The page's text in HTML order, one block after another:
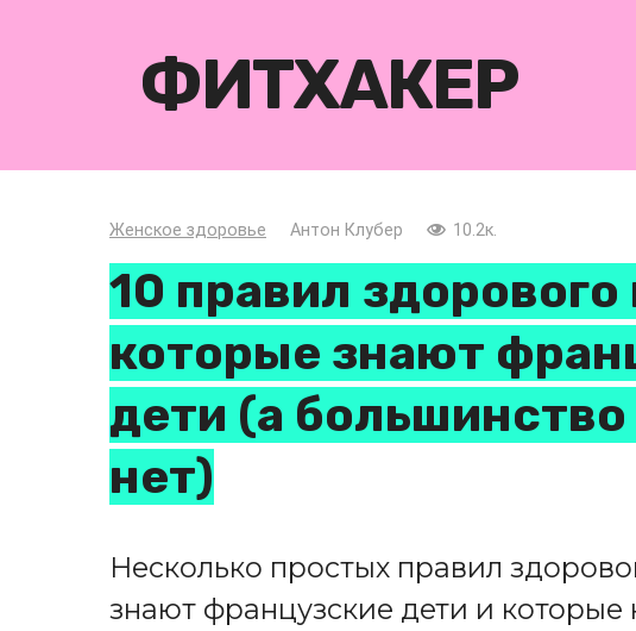
ФИТХАКЕР
Женское здоровье Антон Клубер 10.2к.
10 правил здорового
которые знают
дети (а
нет)
Несколько простых правил
знают французские дети и которые